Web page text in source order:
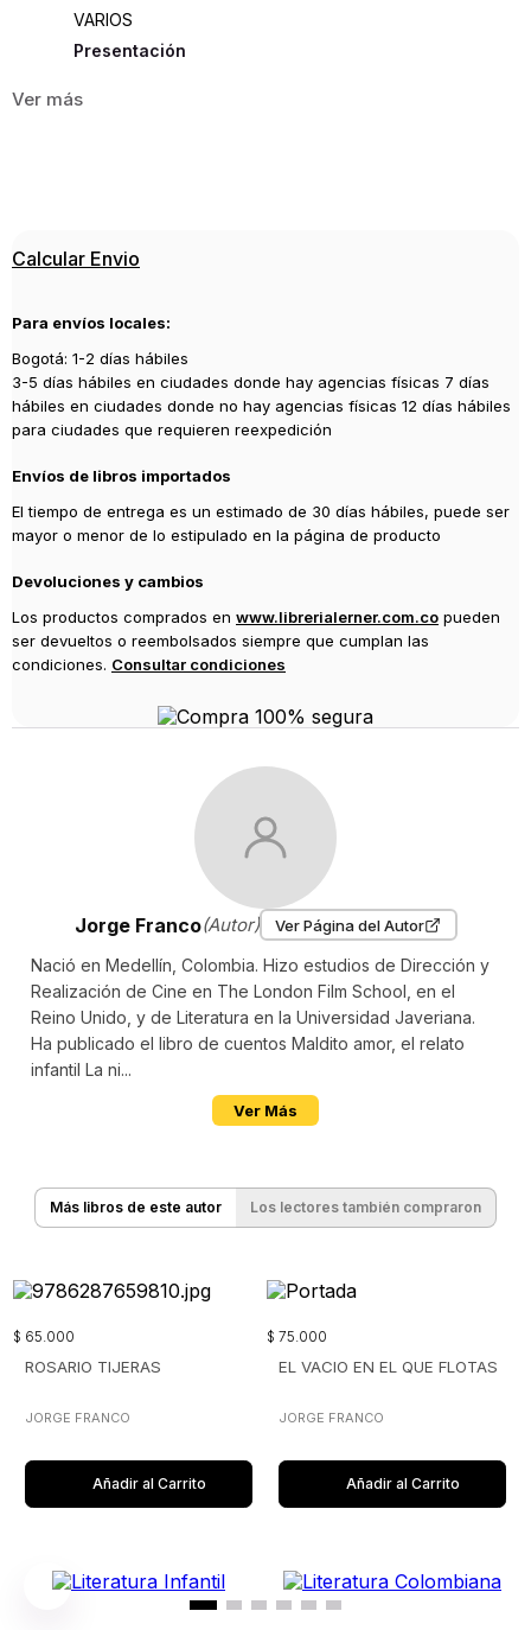
VARIOS
Presentación
ALFAGUARA
2017
Calcular Envio
Para envíos locales:
Bogotá: 1-2 días hábiles
3-5 días hábiles en ciudades donde hay agencias físicas 7 días
hábiles en ciudades donde no hay agencias físicas 12 días hábiles
para ciudades que requieren reexpedición
Envíos de libros importados
El tiempo de entrega es un estimado de 30 días hábiles, puede ser
mayor o menor de lo estipulado en la página de producto
Devoluciones y cambios
Los productos comprados en www.librerialerner.com.co pueden
ser devueltos o reembolsados siempre que cumplan las
condiciones. Consultar condiciones
Jorge Franco(Autor) Ver Página del Autor
Nació en Medellín, Colombia. Hizo estudios de Dirección y
Realización de Cine en The London Film School, en el
Reino Unido, y de Literatura en la Universidad Javeriana.
Ha publicado el libro de cuentos Maldito amor, el relato
infantil La ni...
Ver Más
Más libros de este autor Los lectores también compraron
$ 65.000
ROSARIO TIJERAS
JORGE FRANCO
Añadir al Carrito
$ 75.000
EL VACIO EN EL QUE FLOTAS
JORGE FRANCO
Añadir al Carrito